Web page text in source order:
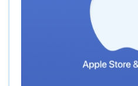
«БАНК ГЛОБЭКС»